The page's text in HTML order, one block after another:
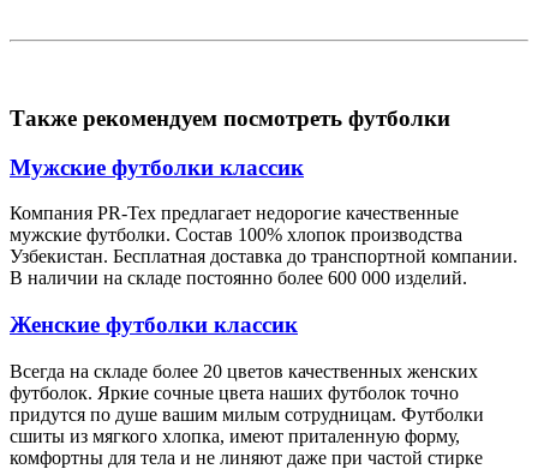
Также рекомендуем посмотреть футболки
Мужские футболки классик
Компания PR-Tex предлагает недорогие качественные
мужские футболки. Состав 100% хлопок производства
Узбекистан. Бесплатная доставка до транспортной компании.
В наличии на складе постоянно более 600 000 изделий.
Женские футболки классик
Всегда на складе более 20 цветов качественных женских
футболок. Яркие сочные цвета наших футболок точно
придутся по душе вашим милым сотрудницам. Футболки
сшиты из мягкого хлопка, имеют приталенную форму,
комфортны для тела и не линяют даже при частой стирке